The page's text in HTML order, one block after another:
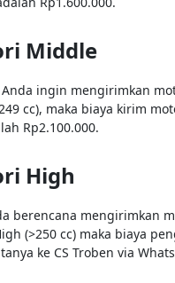
Middle
ingin mengirimkan
cc), maka biaya kirim
Rp2.100.000.
High
berencana mengirimkan
(>250 cc) maka biaya
ke CS Troben via